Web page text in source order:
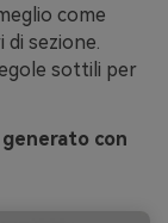
come
sezione.
sottili per
generato con